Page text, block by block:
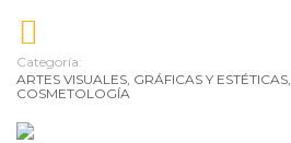
Categoría:
ARTES VISUALES, GRÁFICAS Y ESTÉTICAS,
COSMETOLOGÍA